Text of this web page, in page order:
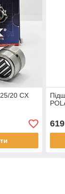
20 CX
619